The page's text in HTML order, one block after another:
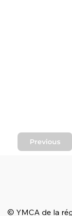
Previous
© YMCA de la